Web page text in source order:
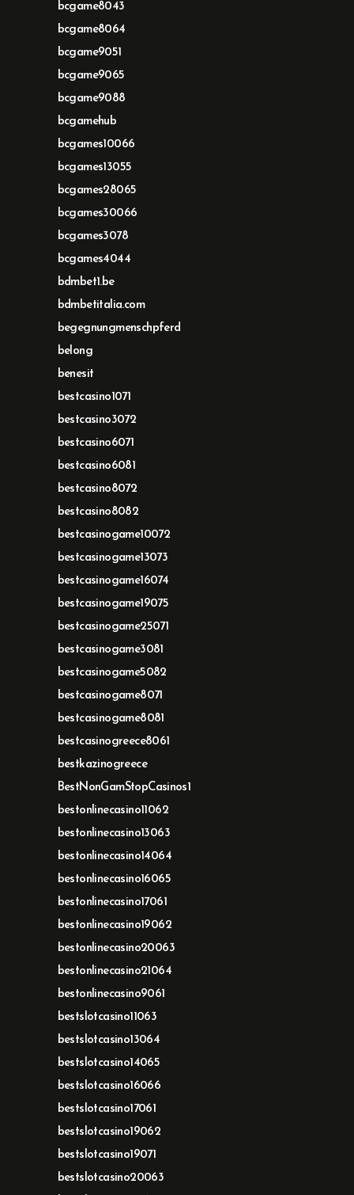
bcgame8043
bcgame8064
bcgame9051
bcgame9065
bcgame9088
bcgamehub
bcgames10066
bcgames13055
bcgames28065
bcgames30066
bcgames3078
bcgames4044
bdmbet1.be
bdmbetitalia.com
begegnungmenschpferd
belong
benesit
bestcasino1071
bestcasino3072
bestcasino6071
bestcasino6081
bestcasino8072
bestcasino8082
bestcasinogame10072
bestcasinogame13073
bestcasinogame16074
bestcasinogame19075
bestcasinogame25071
bestcasinogame3081
bestcasinogame5082
bestcasinogame8071
bestcasinogame8081
bestcasinogreece8061
bestkazinogreece
BestNonGamStopCasinos1
bestonlinecasino11062
bestonlinecasino13063
bestonlinecasino14064
bestonlinecasino16065
bestonlinecasino17061
bestonlinecasino19062
bestonlinecasino20063
bestonlinecasino21064
bestonlinecasino9061
bestslotcasino11063
bestslotcasino13064
bestslotcasino14065
bestslotcasino16066
bestslotcasino17061
bestslotcasino19062
bestslotcasino19071
bestslotcasino20063